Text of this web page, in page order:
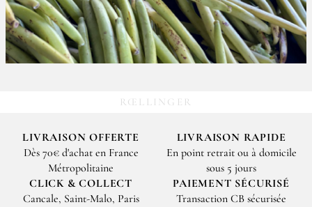
RŒLLINGER
LIVRAISON OFFERTE
Dès 70€ d'achat en France
Métropolitaine
LIVRAISON RAPIDE
En point retrait ou à domicile
sous 5 jours
CLICK & COLLECT
Cancale, Saint-Malo, Paris
PAIEMENT SÉCURISÉ
Transaction CB sécurisée